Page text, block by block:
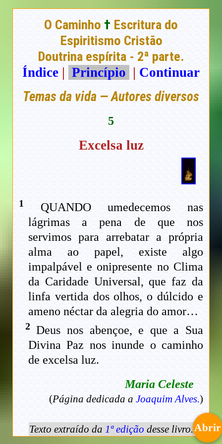
O Caminho † Escritura do
Espiritismo Cristão
Doutrina espírita - 2ª parte.
Índice | Princípio | Continuar
Temas da vida — Autores diversos
5
Excelsa luz
1
QUANDO umedecemos nas
lágrimas a pena de que nos
servimos para arrebatar a própria
alma ao papel, existe algo
impalpável e onipresente no Clima
da Caridade Universal, que faz da
linfa vertida dos olhos, o dúlcido e
ameno néctar da alegria do amor…
2Deus nos abençoe, e que a Sua
Divina Paz nos inunde o caminho
de excelsa luz.
Maria Celeste
(Página dedicada a Joaquim Alves.)
Texto extraído da 1ª edição desse livro.Abrir